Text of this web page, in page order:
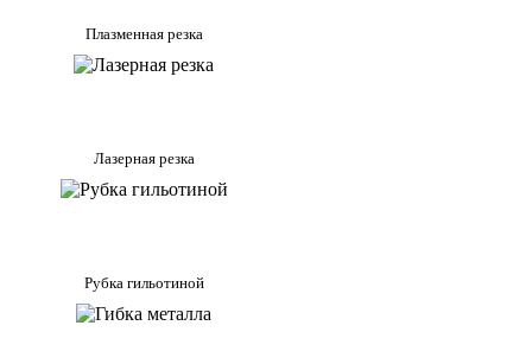
Плазменная резка
Лазерная резка
Рубка гильотиной